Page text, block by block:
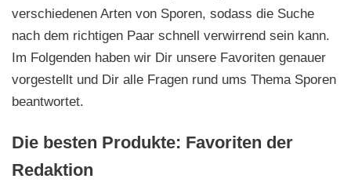
verschiedenen Arten von Sporen, sodass die Suche
nach dem richtigen Paar schnell verwirrend sein kann.
Im Folgenden haben wir Dir unsere Favoriten genauer
vorgestellt und Dir alle Fragen rund ums Thema Sporen
beantwortet.
Die besten Produkte: Favoriten der
Redaktion